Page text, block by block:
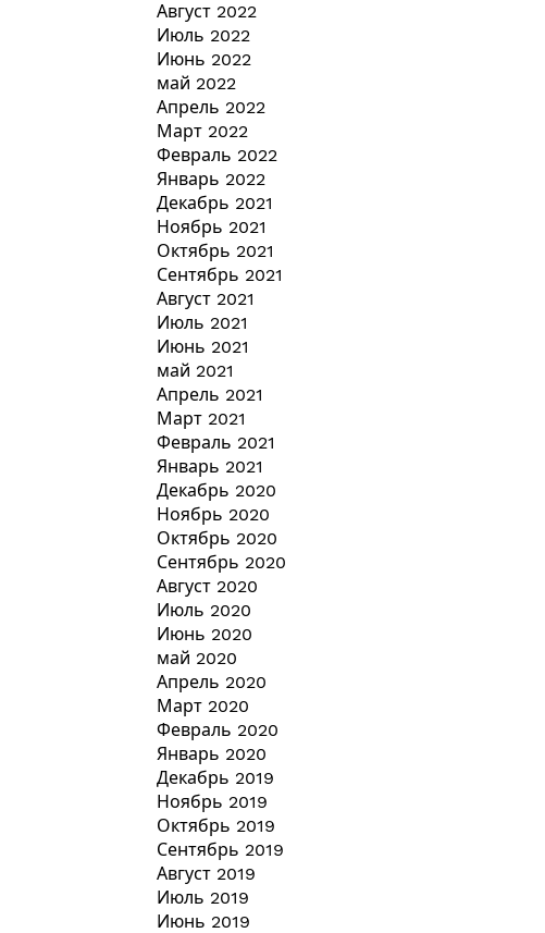
Август 2022
Июль 2022
Июнь 2022
май 2022
Апрель 2022
Март 2022
Февраль 2022
Январь 2022
Декабрь 2021
Ноябрь 2021
Октябрь 2021
Сентябрь 2021
Август 2021
Июль 2021
Июнь 2021
май 2021
Апрель 2021
Март 2021
Февраль 2021
Январь 2021
Декабрь 2020
Ноябрь 2020
Октябрь 2020
Сентябрь 2020
Август 2020
Июль 2020
Июнь 2020
май 2020
Апрель 2020
Март 2020
Февраль 2020
Январь 2020
Декабрь 2019
Ноябрь 2019
Октябрь 2019
Сентябрь 2019
Август 2019
Июль 2019
Июнь 2019